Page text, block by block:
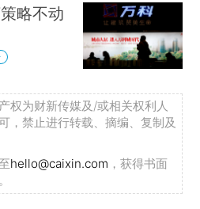
略不动
权为财新传媒及/或相关权利人
，禁止进行转载、摘编、复制及
hello@caixin.com ，获得书面